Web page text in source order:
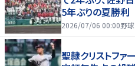
5年ぶりの夏勝利
2026/07/06 00:00野球
聖隷クリストファ